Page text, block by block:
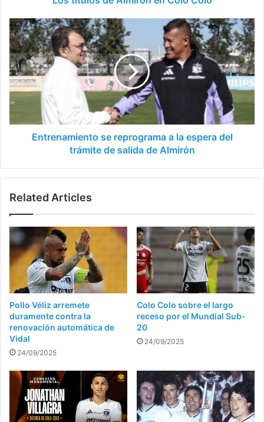
Entrenamiento
se
reprograma
a
la
espera
del
trámite
de
Entrenamiento se reprograma a la espera del
trámite de salida de Almirón
Related Articles
Pollo Véliz arremete
duramente contra la
renovación automática de
Vidal
24/09/2025
Colo Colo sobre el largo
receso por el Mundial Sub-
20
24/09/2025